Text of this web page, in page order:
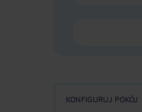
KONFIGURUJ POKÓJ